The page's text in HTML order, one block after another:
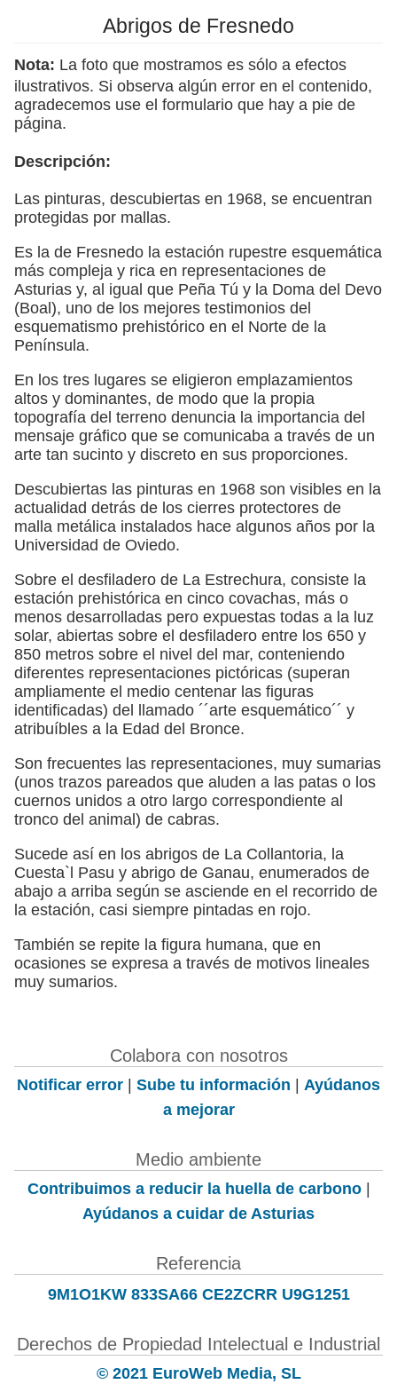
Abrigos de Fresnedo
Nota: La foto que mostramos es sólo a efectos
ilustrativos. Si observa algún error en el contenido,
agradecemos use el formulario que hay a pie de
página.
Descripción:
Las pinturas, descubiertas en 1968, se encuentran
protegidas por mallas.
Es la de Fresnedo la estación rupestre esquemática
más compleja y rica en representaciones de
Asturias y, al igual que Peña Tú y la Doma del Devo
(Boal), uno de los mejores testimonios del
esquematismo prehistórico en el Norte de la
Península.
En los tres lugares se eligieron emplazamientos
altos y dominantes, de modo que la propia
topografía del terreno denuncia la importancia del
mensaje gráfico que se comunicaba a través de un
arte tan sucinto y discreto en sus proporciones.
Descubiertas las pinturas en 1968 son visibles en la
actualidad detrás de los cierres protectores de
malla metálica instalados hace algunos años por la
Universidad de Oviedo.
Sobre el desfiladero de La Estrechura, consiste la
estación prehistórica en cinco covachas, más o
menos desarrolladas pero expuestas todas a la luz
solar, abiertas sobre el desfiladero entre los 650 y
850 metros sobre el nivel del mar, conteniendo
diferentes representaciones pictóricas (superan
ampliamente el medio centenar las figuras
identificadas) del llamado ´´arte esquemático´´ y
atribuíbles a la Edad del Bronce.
Son frecuentes las representaciones, muy sumarias
(unos trazos pareados que aluden a las patas o los
cuernos unidos a otro largo correspondiente al
tronco del animal) de cabras.
Sucede así en los abrigos de La Collantoria, la
Cuesta`l Pasu y abrigo de Ganau, enumerados de
abajo a arriba según se asciende en el recorrido de
la estación, casi siempre pintadas en rojo.
También se repite la figura humana, que en
ocasiones se expresa a través de motivos lineales
muy sumarios.
Colabora con nosotros
Notificar error | Sube tu información | Ayúdanos
a mejorar
Medio ambiente
Contribuimos a reducir la huella de carbono|
Ayúdanos a cuidar de Asturias
Referencia
9M1O1KW 833SA66 CE2ZCRR U9G1251
Derechos de Propiedad Intelectual e Industrial
© 2021 EuroWeb Media, SL